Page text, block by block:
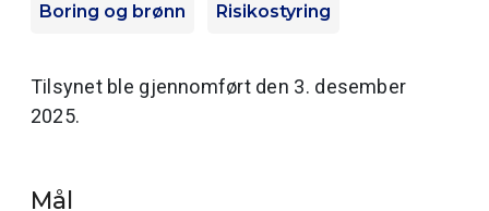
Boring og brønn Risikostyring
Tilsynet ble gjennomført den 3. desember
2025.
Mål